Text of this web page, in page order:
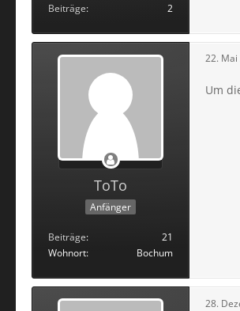
Beiträge 2
ToTo
Anfänger
Beiträge
21
Wohnort
Bochum
22.
Um
28.